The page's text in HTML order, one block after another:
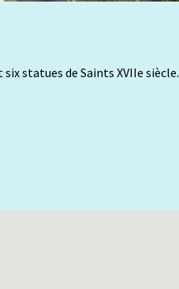
statues de Saints XVIIe siècle.